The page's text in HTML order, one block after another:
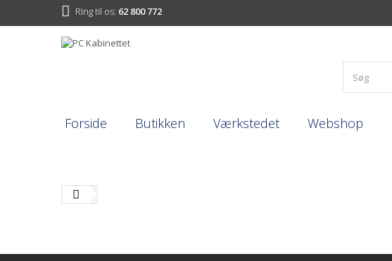
Ring til os: 62 800 772
Forside Butikken Værkstedet Webshop